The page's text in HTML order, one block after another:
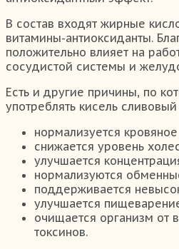
В состав входят жирные
витамины-антиоксиданты.
положительно влияет на
сосудистой системы и
Есть и другие причины, по
употреблять кисель
нормализуется
снижается уровень
улучшается
нормализуются
поддерживается
улучшается
очищается организм от
токсинов.